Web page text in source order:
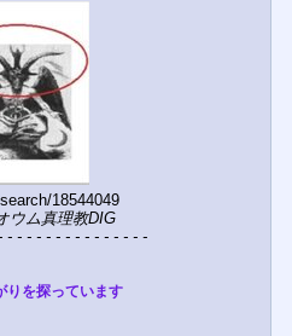
ウム真理教DIG
- - - - - - - - - - - - - - -
りを探っています